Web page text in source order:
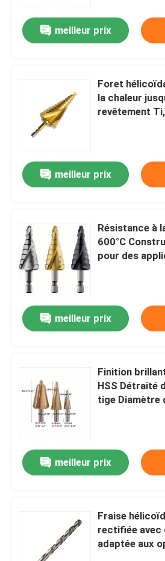
Visite d'usine
Contactez-nous
Demandez une citation
peu de perceuse de hss
Foret à maçonnerie
le CTT trouent a vu
ensemble de peu de foret
Le trou en métal de Bi a vu
le trou de hss a vu
meilleur prix
Foret
la chaleur
revêtement
meilleur prix
Résistance à
600°C
pour des
meilleur prix
Finition
HSS Détraité
tige Diamètre
meilleur prix
Fraise
rectifiée avec
adaptée aux